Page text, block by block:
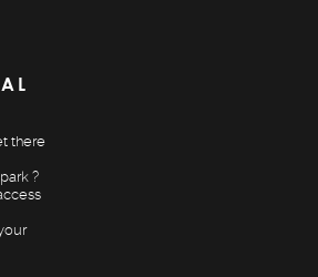
there
?